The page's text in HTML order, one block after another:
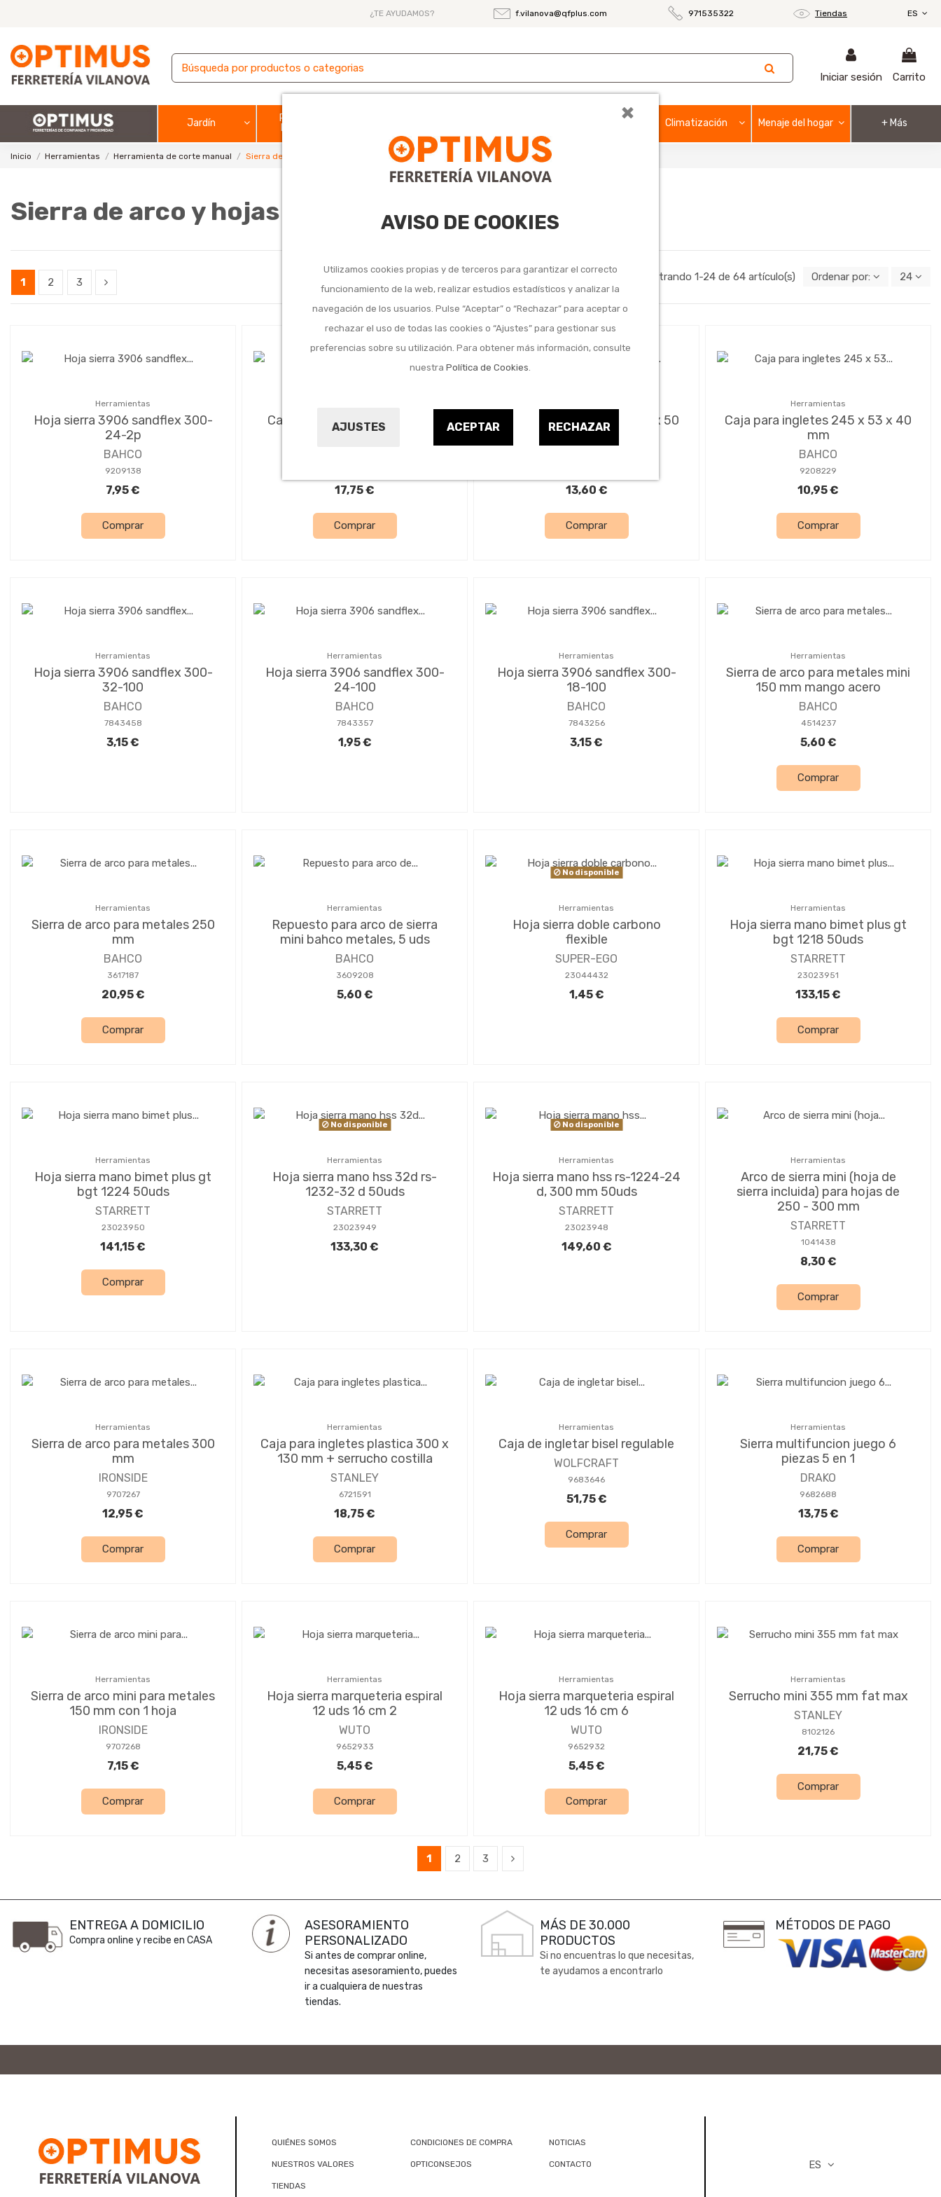
×
AVISO DE COOKIES
Utilizamos cookies propias y de terceros para garantizar el correcto
funcionamiento de la web, realizar estudios estadísticos y analizar la
navegación de los usuarios. Pulse “Aceptar” o “Rechazar” para aceptar o
rechazar el uso de todas las cookies o “Ajustes” para gestionar sus
preferencias sobre su utilización. Para obtener más información, consulte
nuestraPolítica de Cookies
AJUSTES ACEPTAR RECHAZAR
¿TE AYUDAMOS? f.vilanova@qfplus.com 971535322 Tiendas ES
Iniciar sesión Carrito
Jardín
Pintura y
Climatización Menaje del hogar + Más
Inicio Herramientas Herramienta de corte manual Sierra de arco y hojas de sierra de mano
Sierra de arco y hojas de sierra de mano
1 2 3 Mostrando 1-24 de 64 artículo(s) Ordenar por: 24
Herramientas
Hoja sierra 3906 sandflex 300-
24-2p
BAHCO
9209138
7,95 €
Comprar
Caja para ingletes 300 x 70 65
mm
17,75 €
Comprar
Caja para ingletes 300 x 70 x 50
mm
13,60 €
Comprar
Herramientas
Caja para ingletes 245 x 53 x 40
mm
BAHCO
9208229
10,95 €
Comprar
Herramientas
Hoja sierra 3906 sandflex 300-
32-100
BAHCO
7843458
3,15 €
Herramientas
Hoja sierra 3906 sandflex 300-
24-100
BAHCO
7843357
1,95 €
Herramientas
Hoja sierra 3906 sandflex 300-
18-100
BAHCO
7843256
3,15 €
Herramientas
Sierra de arco para metales mini
150 mm mango acero
BAHCO
4514237
5,60 €
Comprar
Herramientas
Sierra de arco para metales 250
mm
BAHCO
3617187
20,95 €
Comprar
Herramientas
Repuesto para arco de sierra
mini bahco metales, 5 uds
BAHCO
3609208
5,60 €
No disponible
Herramientas
Hoja sierra doble carbono
flexible
SUPER-EGO
23044432
1,45 €
Herramientas
Hoja sierra mano bimet plus gt
bgt 1218 50uds
STARRETT
23023951
133,15 €
Comprar
Herramientas
Hoja sierra mano bimet plus gt
bgt 1224 50uds
STARRETT
23023950
141,15 €
Comprar
No disponible
Herramientas
Hoja sierra mano hss 32d rs-
1232-32 d 50uds
STARRETT
23023949
133,30 €
No disponible
Herramientas
Hoja sierra mano hss rs-1224-24
d, 300 mm 50uds
STARRETT
23023948
149,60 €
Herramientas
Arco de sierra mini (hoja de
sierra incluida) para hojas de
250 - 300 mm
STARRETT
1041438
8,30 €
Comprar
Herramientas
Sierra de arco para metales 300
mm
IRONSIDE
9707267
12,95 €
Comprar
Herramientas
Caja para ingletes plastica 300 x
130 mm + serrucho costilla
STANLEY
6721591
18,75 €
Comprar
Herramientas
Caja de ingletar bisel regulable
WOLFCRAFT
9683646
51,75 €
Comprar
Herramientas
Sierra multifuncion juego 6
piezas 5 en 1
DRAKO
9682688
13,75 €
Comprar
Herramientas
Sierra de arco mini para metales
150 mm con 1 hoja
IRONSIDE
9707268
7,15 €
Comprar
Herramientas
Hoja sierra marqueteria espiral
12 uds 16 cm 2
WUTO
9652933
5,45 €
Comprar
Herramientas
Hoja sierra marqueteria espiral
12 uds 16 cm 6
WUTO
9652932
5,45 €
Comprar
Herramientas
Serrucho mini 355 mm fat max
STANLEY
8102126
21,75 €
Comprar
1 2 3
ENTREGA A DOMICILIO
Compra online y recibe en CASA
ASESORAMIENTO
PERSONALIZADO
Si antes de comprar online,
necesitas asesoramiento, puedes
ir a cualquiera de nuestras
tiendas.
MÁS DE 30.000
PRODUCTOS
Si no encuentras lo que necesitas,
te ayudamos a encontrarlo
MÉTODOS DE PAGO
QUIÉNES SOMOS CONDICIONES DE COMPRA NOTICIAS
NUESTROS VALORES OPTICONSEJOS CONTACTO
TIENDAS
ES